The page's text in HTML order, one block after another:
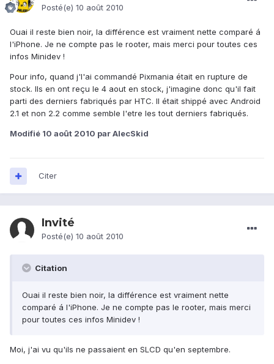
Posté(e) 10 août 2010
Ouai il reste bien noir, la différence est vraiment nette comparé á
l'iPhone. Je ne compte pas le rooter, mais merci pour toutes ces
infos Minidev !
Pour info, quand j'l'ai commandé Pixmania était en rupture de
stock. Ils en ont reçu le 4 aout en stock, j'imagine donc qu'il fait
parti des derniers fabriqués par HTC. Il était shippé avec Android
2.1 et non 2.2 comme semble l'etre les tout derniers fabriqués.
Modifié 10 août 2010 par AlecSkid
Citer
Invité
Posté(e) 10 août 2010
Citation
Ouai il reste bien noir, la différence est vraiment nette
comparé á l'iPhone. Je ne compte pas le rooter, mais merci
pour toutes ces infos Minidev !
Moi, j'ai vu qu'ils ne passaient en SLCD qu'en septembre.